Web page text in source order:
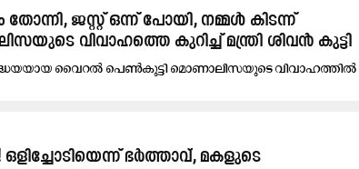
ജസ്റ്റ് ഒന്ന് പോയി, നമ്മൾ കിടന്ന്
വിവാഹത്തെ കുറിച്ച് മന്ത്രി ശിവൻ കുട്ടി
വൈറൽ പെൺകുട്ടി മൊണാലിസയുടെ വിവാഹത്തിൽ
ഭർത്താവ്, മകളുടെ